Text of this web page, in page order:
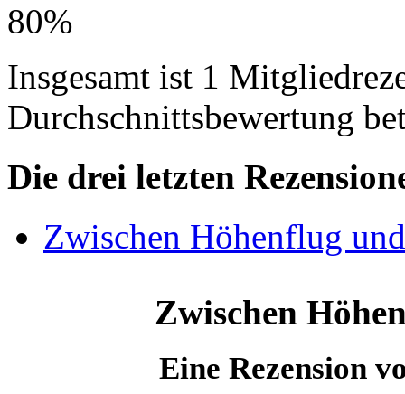
80%
Insgesamt ist 1
Durchschnittsbewertung
Die drei letzten
Zwischen Höhenflug
Zwischen
Eine Rezension